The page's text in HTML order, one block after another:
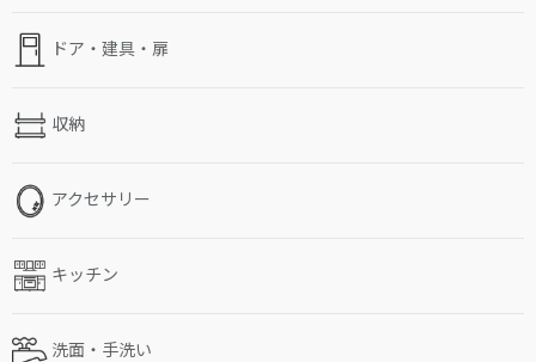
ドア・建具・扉
収納
アクセサリー
キッチン
洗面・手洗い